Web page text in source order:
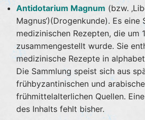
Antidotarium Magnum (bzw.
Magnus‘)(Drogenkunde). Es eine
medizinischen Rezepten, die um
zusammengestellt wurde. Sie
medizinische Rezepte in
Die Sammlung speist sich aus
frühbyzantinischen und
frühmittelalterlichen Quellen.
des Inhalts fehlt bisher.